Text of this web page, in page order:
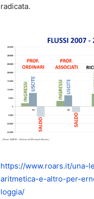
radicata.
https://www.roars.it/una-
aritmetica-e-altro-per-
loggia/